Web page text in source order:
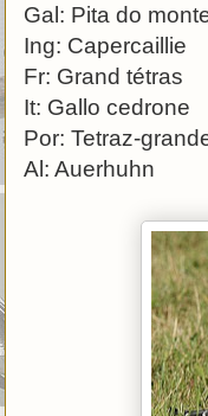
Gal: Pita do
Ing: Capercaillie
Fr: Grand tétras
It: Gallo cedrone
Por: Tetraz-
Al: Auerhuhn